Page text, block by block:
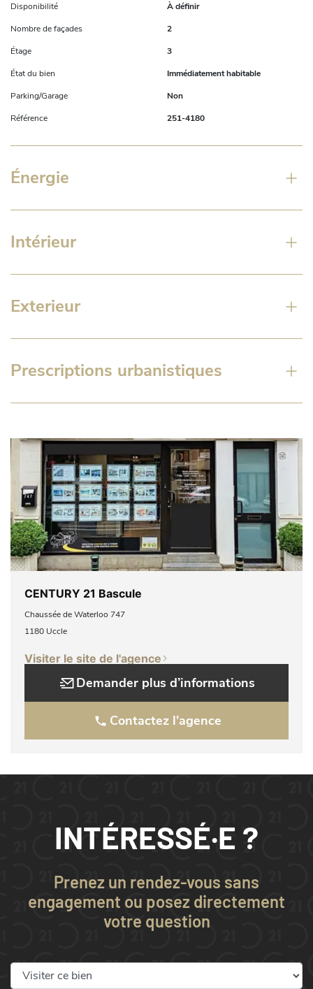
Disponibilité
À définir
Nombre de façades
2
Étage
3
État du bien
Immédiatement habitable
Parking/Garage
Non
Référence
251-4180
Énergie
Intérieur
Exterieur
Prescriptions urbanistiques
CENTURY 21 Bascule
Chaussée de Waterloo 747
1180 Uccle
Visiter le site de l'agence
Demander plus d’informations
Contactez l'agence
INTÉRESSÉ·E ?
Prenez un rendez-vous sans
engagement ou posez directement
votre question